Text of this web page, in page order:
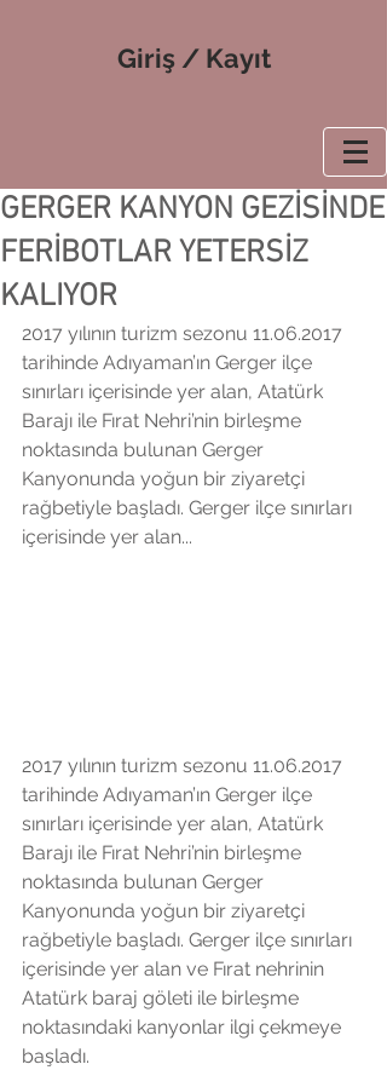
Giriş / Kayıt
GERGER KANYON GEZİSİNDE
FERİBOTLAR YETERSİZ
KALIYOR
2017 yılının turizm sezonu 11.06.2017
tarihinde Adıyaman’ın Gerger ilçe
sınırları içerisinde yer alan, Atatürk
Barajı ile Fırat Nehri’nin birleşme
noktasında bulunan Gerger
Kanyonunda yoğun bir ziyaretçi
rağbetiyle başladı. Gerger ilçe sınırları
içerisinde yer alan...
2017 yılının turizm sezonu 11.06.2017
tarihinde Adıyaman’ın Gerger ilçe
sınırları içerisinde yer alan, Atatürk
Barajı ile Fırat Nehri’nin birleşme
noktasında bulunan Gerger
Kanyonunda yoğun bir ziyaretçi
rağbetiyle başladı. Gerger ilçe sınırları
içerisinde yer alan ve Fırat nehrinin
Atatürk baraj göleti ile birleşme
noktasındaki kanyonlar ilgi çekmeye
başladı.